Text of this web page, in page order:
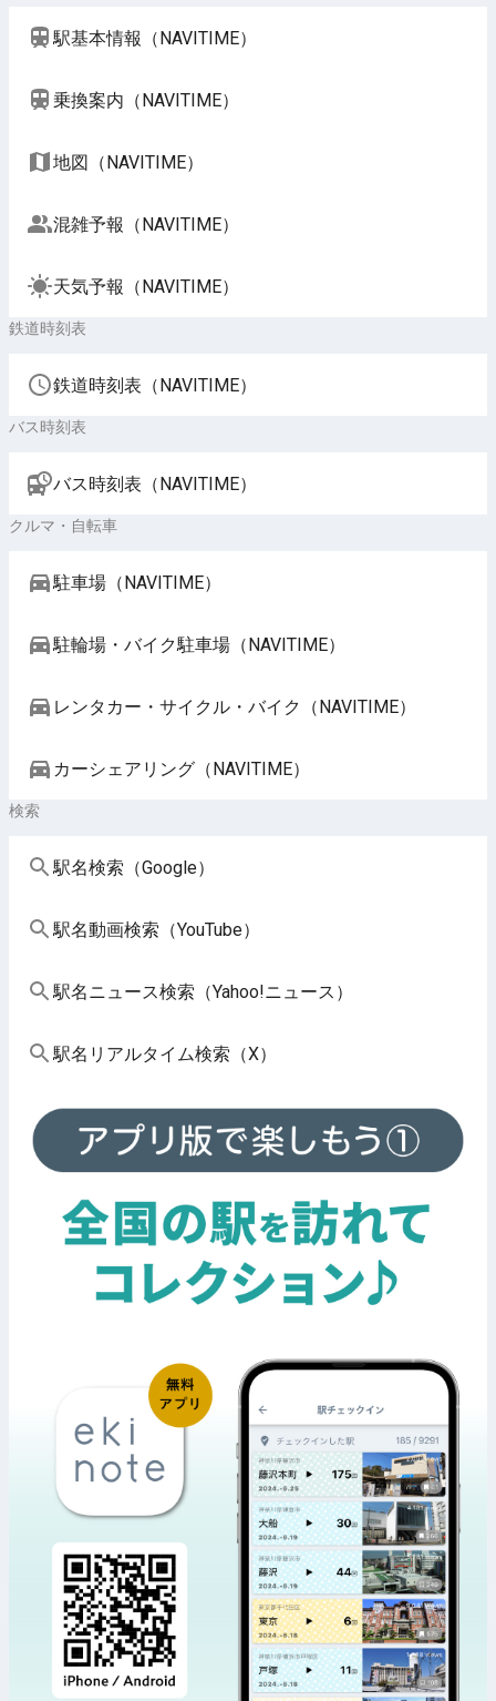
駅基本情報（NAVITIME）
乗換案内（NAVITIME）
地図（NAVITIME）
混雑予報（NAVITIME）
天気予報（NAVITIME）
鉄道時刻表
鉄道時刻表（NAVITIME）
バス時刻表
バス時刻表（NAVITIME）
クルマ・自転車
駐車場（NAVITIME）
駐輪場・バイク駐車場（NAVITIME）
レンタカー・サイクル・バイク（NAVITIME）
カーシェアリング（NAVITIME）
検索
駅名検索（Google）
駅名動画検索（YouTube）
駅名ニュース検索（Yahoo!ニュース）
駅名リアルタイム検索（X）